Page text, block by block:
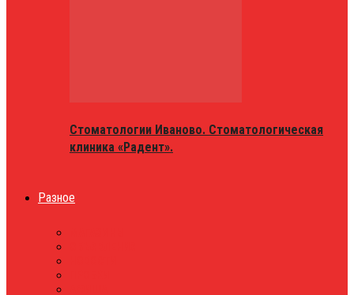
Стоматологии Иваново. Стоматологическая
клиника «Радент».
Разное